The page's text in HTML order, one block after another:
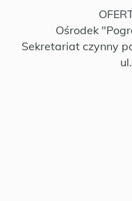
Ośrodek
Sekretariat czynny